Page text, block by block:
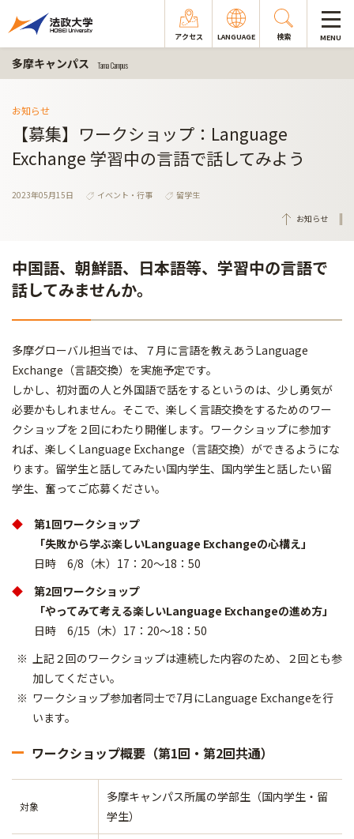
アクセス LANGUAGE 検索 MENU
多摩キャンパス Tama Campus
お知らせ
【募集】ワークショップ：Language
Exchange 学習中の言語で話してみよう
2023年05月15日 イベント・行事
留学生
お知らせ
中国語、朝鮮語、日本語等、学習中の言語で
話してみませんか。
多摩グローバル担当では、７月に言語を教えあうLanguage
Exchange（言語交換）を実施予定です。
しかし、初対面の人と外国語で話をするというのは、少し勇気が
必要かもしれません。そこで、楽しく言語交換をするためのワー
クショップを２回にわたり開催します。ワークショップに参加す
れば、楽しくLanguage Exchange（言語交換）ができるようにな
ります。留学生と話してみたい国内学生、国内学生と話したい留
学生、奮ってご応募ください。
◆ 第1回ワークショップ
「失敗から学ぶ楽しいLanguage Exchangeの心構え」
日時 6/8（木）17：20～18：50
◆ 第2回ワークショップ
「やってみて考える楽しいLanguage Exchangeの進め方」
日時 6/15（木）17：20～18：50
上記２回のワークショップは連続した内容のため、２回とも参
加してください。
ワークショップ参加者同士で7月にLanguage Exchangeを行
います。
ワークショップ概要（第1回・第2回共通）
対象
多摩キャンパス所属の学部生（国内学生・留
学生）